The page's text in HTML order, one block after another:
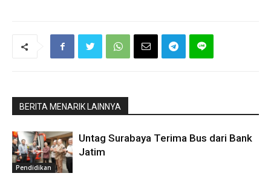
BERITA MENARIK LAINNYA
Pendidikan
Untag Surabaya Terima Bus dari Bank
Jatim